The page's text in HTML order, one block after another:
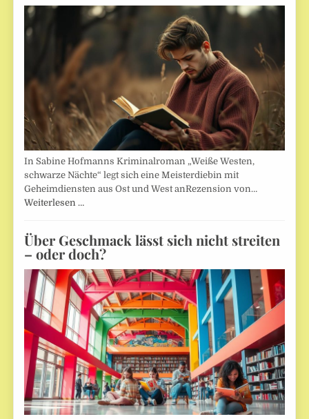
In Sabine Hofmanns Kriminalroman „Weiße Westen,
schwarze Nächte“ legt sich eine Meisterdiebin mit
Geheimdiensten aus Ost und West anRezension von…
Weiterlesen …
Über Geschmack lässt sich nicht streiten
– oder doch?